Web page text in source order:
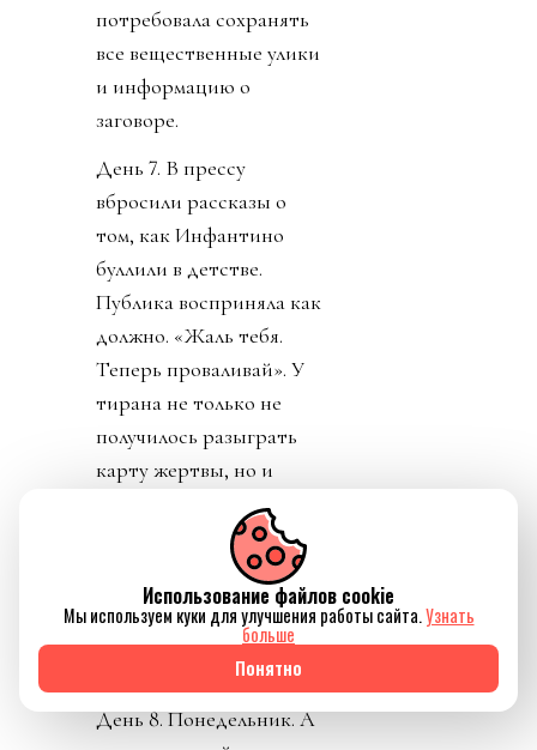
потребовала сохранять
все вещественные улики
и информацию о
заговоре.
День 7. В прессу
вбросили рассказы о
том, как Инфантино
буллили в детстве.
Публика восприняла как
должно. «Жаль тебя.
Теперь проваливай». У
тирана не только не
получилось разыграть
карту жертвы, но и
обнажило тотальный
отрыв диктатора от
реальности. Воистину,
тираны, жулики и
диктаторы так похожи
День 8. Понедельник. А
Использование файлов cookie
Мы используем куки для улучшения работы сайта.Узнать
больше
Понятно